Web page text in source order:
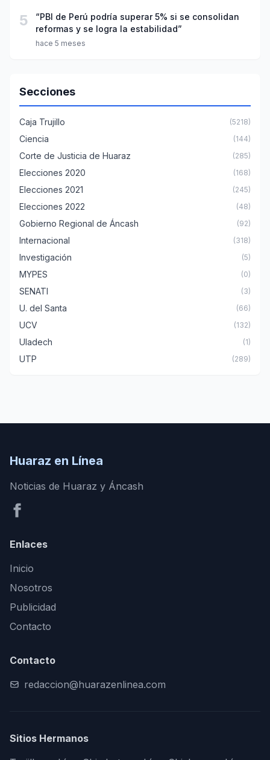
5
“PBI de Perú podría superar 5% si se consolidan
reformas y se logra la estabilidad”
hace 5 meses
Secciones
Caja Trujillo (5218)
Ciencia (144)
Corte de Justicia de Huaraz (285)
Elecciones 2020 (168)
Elecciones 2021 (245)
Elecciones 2022 (48)
Gobierno Regional de Áncash (92)
Internacional (318)
Investigación (5)
MYPES (0)
SENATI (3)
U. del Santa (66)
UCV (132)
Uladech (1)
UTP (289)
Huaraz en Línea
Noticias de Huaraz y Áncash
Enlaces
Inicio
Nosotros
Publicidad
Contacto
Contacto
redaccion@huarazenlinea.com
Sitios Hermanos